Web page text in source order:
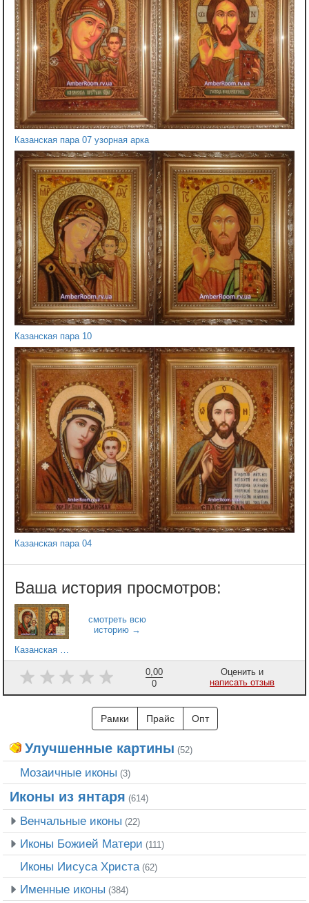
Казанская пара 07 узорная арка
Казанская пара 10
Казанская пара 04
Казанская пара 12
0,00
0
Оценить и
написать отзыв
Рамки Прайс Опт
Улучшенные картины (52)
Мозаичные иконы (3)
Иконы из янтаря (614)
Венчальные иконы (22)
Иконы Божией Матери (111)
Иконы Иисуса Христа(62)
Именные иконы (384)